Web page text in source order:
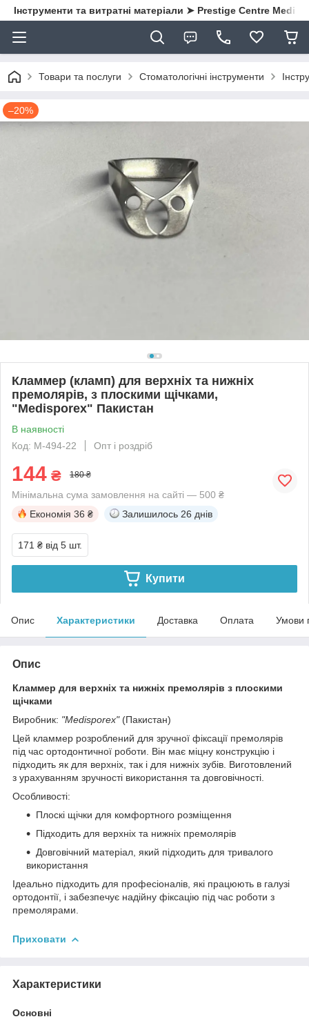
Інструменти та витратні матеріали ➤ Prestige Centre Medical
Товари та послуги Стоматологічні інструменти
–20%
Кламмер (кламп) для верхніх та нижніх
премолярів, з плоскими щічками,
"Medisporex" Пакистан
В наявності
Код: M-494-22
Опт і роздріб
144 ₴ 180 ₴
Мінімальна сума замовлення на сайті — 500 ₴
Економія 36 ₴ Залишилось 26 днів
171 ₴ від 5 шт.
Купити
Опис Характеристики Доставка Оплата Умови
Опис
Кламмер для верхніх та нижніх премолярів з плоскими
щічками
Виробник: "Medisporex"(Пакистан)
Цей кламмер розроблений для зручної фіксації премолярів
під час ортодонтичної роботи. Він має міцну конструкцію і
підходить як для верхніх, так і для нижніх зубів. Виготовлений
з урахуванням зручності використання та довговічності.
Особливості:
Плоскі щічки для комфортного розміщення
Підходить для верхніх та нижніх премолярів
Довговічний матеріал, який підходить для тривалого
використання
Ідеально підходить для професіоналів, які працюють в галузі
ортодонтії, і забезпечує надійну фіксацію під час роботи з
премолярами.
Приховати
Характеристики
Основні